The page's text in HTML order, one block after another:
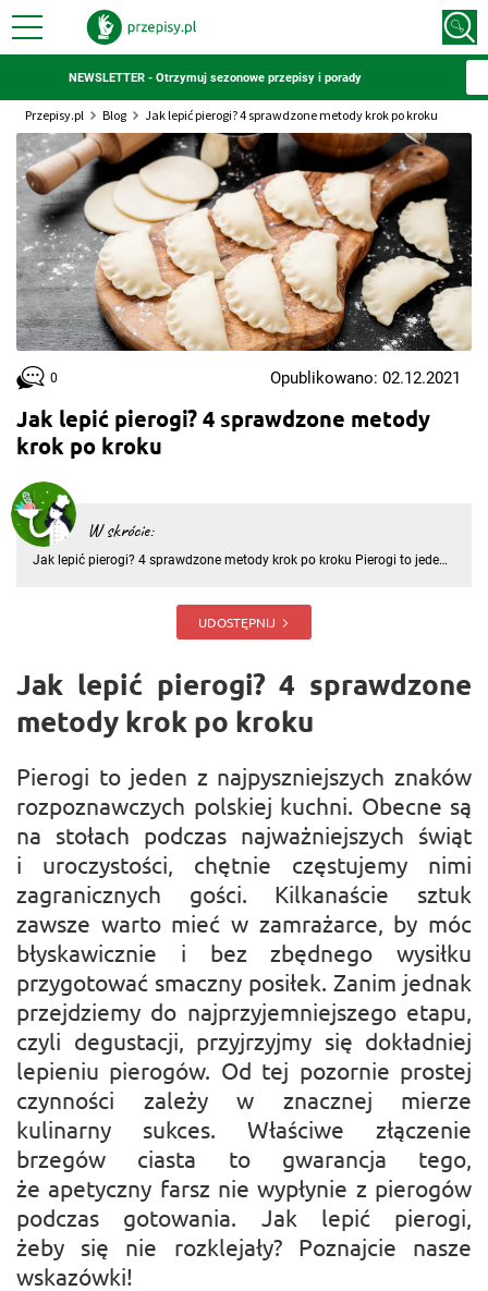
NEWSLETTER - Otrzymuj sezonowe przepisy i porady
Przepisy.pl Blog Jak lepić pierogi? 4 sprawdzone metody krok po kroku
Jak lepić pierogi? 4 sprawdzone metody
krok po kroku
W skrócie:
Jak lepić pierogi? 4 sprawdzone metody krok po kroku Pierogi to jeden
częstujemy nimi zagranicznych gości. Kilkanaście sz
UDOSTĘPNIJ
0 Opublikowano: 02.12.2021
Jak lepić pierogi? 4 sprawdzone
metody krok po kroku
Pierogi to jeden z najpyszniejszych znaków
rozpoznawczych polskiej kuchni. Obecne są
na stołach podczas najważniejszych świąt
i uroczystości, chętnie częstujemy nimi
zagranicznych gości. Kilkanaście sztuk
zawsze warto mieć w zamrażarce, by móc
błyskawicznie i bez zbędnego wysiłku
przygotować smaczny posiłek. Zanim jednak
przejdziemy do najprzyjemniejszego etapu,
czyli degustacji, przyjrzyjmy się dokładniej
lepieniu pierogów. Od tej pozornie prostej
czynności zależy w znacznej mierze
kulinarny sukces. Właściwe złączenie
brzegów ciasta to gwarancja tego,
że apetyczny farsz nie wypłynie z pierogów
podczas gotowania. Jak lepić pierogi,
żeby się nie rozklejały? Poznajcie nasze
wskazówki!